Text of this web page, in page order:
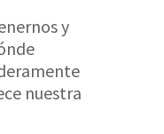
y
nuestra